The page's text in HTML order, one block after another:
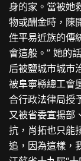
身的家。當被她
物或酬金時，陳
件平易近族的傳
會這般。” 她的
后被鹽城市城市
被阜寧縣總工會
合行政法律局授
又被省委宣揚部
抗，肖拓也只能
追，因為這樣，